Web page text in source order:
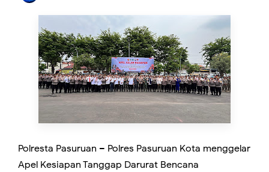
Polresta Pasuruan – Polres Pasuruan Kota menggelar
Apel Kesiapan Tanggap Darurat Bencana